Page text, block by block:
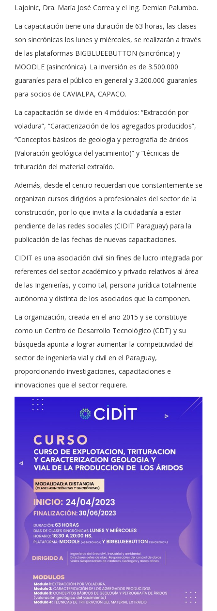
Lajoinic, Dra. María José Correa y el Ing. Demian Palumbo.
La capacitación tiene una duración de 63 horas, las clases
son sincrónicas los lunes y miércoles, se realizarán a través
de las plataformas BIGBLUEEBUTTON (sincrónica) y
MOODLE (asincrónica). La inversión es de 3.500.000
guaraníes para el público en general y 3.200.000 guaraníes
para socios de CAVIALPA, CAPACO.
La capacitación se divide en 4 módulos: “Extracción por
voladura”, “Caracterización de los agregados producidos”,
“Conceptos básicos de geología y petrografía de áridos
(Valoración geológica del yacimiento)” y “técnicas de
trituración del material extraído.
Además, desde el centro recuerdan que constantemente se
organizan cursos dirigidos a profesionales del sector de la
construcción, por lo que invita a la ciudadanía a estar
pendiente de las redes sociales (CIDIT Paraguay) para la
publicación de las fechas de nuevas capacitaciones.
CIDIT es una asociación civil sin fines de lucro integrada por
referentes del sector académico y privado relativos al área
de las Ingenierías, y como tal, persona jurídica totalmente
autónoma y distinta de los asociados que la componen.
La organización, creada en el año 2015 y se constituye
como un Centro de Desarrollo Tecnológico (CDT) y su
búsqueda apunta a lograr aumentar la competitividad del
sector de ingeniería vial y civil en el Paraguay,
proporcionando investigaciones, capacitaciones e
innovaciones que el sector requiere.